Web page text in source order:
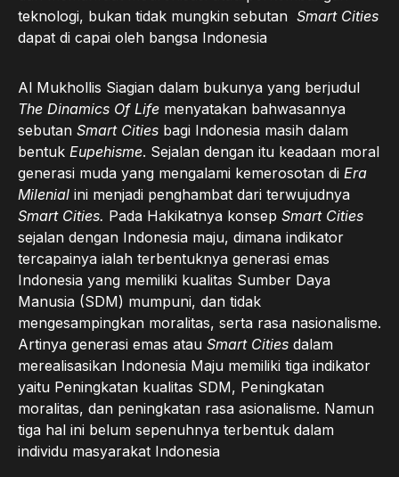
teknologi, bukan tidak mungkin sebutan Smart Cities
dapat di capai oleh bangsa Indonesia
Al Mukhollis Siagian dalam bukunya yang berjudul
The Dinamics Of Life menyatakan bahwasannya
sebutan Smart Cities bagi Indonesia masih dalam
bentuk Eupehisme. Sejalan dengan itu keadaan moral
generasi muda yang mengalami kemerosotan di Era
Milenial ini menjadi penghambat dari terwujudnya
Smart Cities. Pada Hakikatnya konsep Smart Cities
sejalan dengan Indonesia maju, dimana indikator
tercapainya ialah terbentuknya generasi emas
Indonesia yang memiliki kualitas Sumber Daya
Manusia (SDM) mumpuni, dan tidak
mengesampingkan moralitas, serta rasa nasionalisme.
Artinya generasi emas atau Smart Cities dalam
merealisasikan Indonesia Maju memiliki tiga indikator
yaitu Peningkatan kualitas SDM, Peningkatan
moralitas, dan peningkatan rasa asionalisme. Namun
tiga hal ini belum sepenuhnya terbentuk dalam
individu masyarakat Indonesia